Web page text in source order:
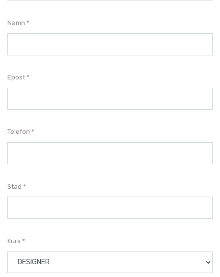
Namn
Epost
Telefon
Stad
Kurs